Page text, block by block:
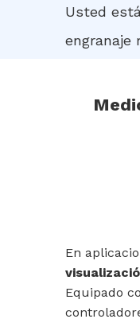
Usted
engranaje
En
Equipado